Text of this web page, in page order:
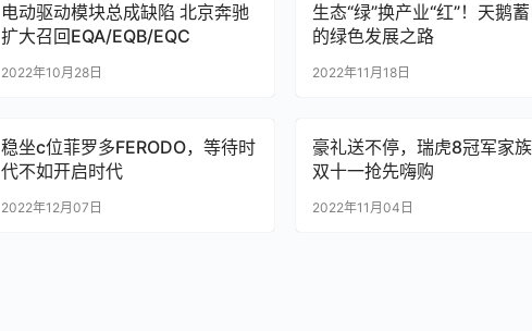
电动驱动模块总成缺陷 北京奔驰
扩大召回EQA/EQB/EQC
2022年10月28日
生态“绿”换产业“红”！天鹅
的绿色发展之路
2022年11月18日
稳坐c位菲罗多FERODO，等待时
代不如开启时代
2022年12月07日
豪礼送不停，瑞虎8冠军家
双十一抢先嗨购
2022年11月04日